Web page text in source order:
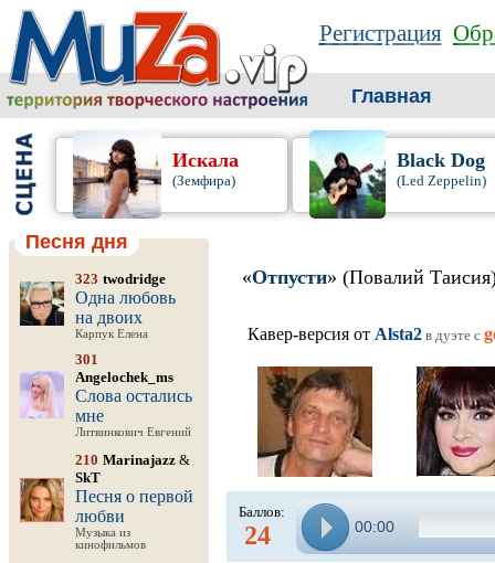
Регистрация
Главная
Искала
(Земфира)
Black Dog
(Led Zeppelin)
Песня дня
323 twodridge
Одна любовь
на двоих
Карпук Елена
301
Angelochek_ms
Слова остались
мне
Литвинкович Евгений
210 Marinajazz &
SkT
Песня о первой
любви
Музыка из
кинофильмов
«Отпусти» (Повалий
Кавер-версия от Alsta2в дуэте c
Баллов:
24 00:00